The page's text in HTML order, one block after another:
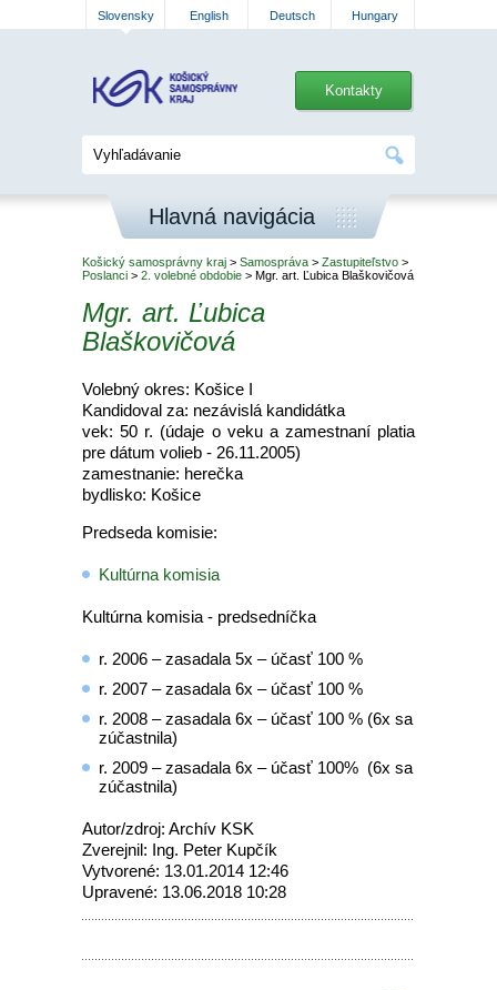
Slovensky English Deutsch Hungary
Kontakty
Hlavná navigácia
Košický samosprávny kraj > Samospráva > Zastupiteľstvo >
Poslanci > 2. volebné obdobie > Mgr. art. Ľubica Blaškovičová
Mgr. art. Ľubica
Blaškovičová
Volebný okres: Košice I
Kandidoval za: nezávislá kandidátka
vek: 50 r. (údaje o veku a zamestnaní platia
pre dátum volieb - 26.11.2005)
zamestnanie: herečka
bydlisko: Košice
Predseda komisie:
Kultúrna komisia
Kultúrna komisia - predsedníčka
r. 2006 – zasadala 5x – účasť 100 %
r. 2007 – zasadala 6x – účasť 100 %
r. 2008 – zasadala 6x – účasť 100 % (6x sa
zúčastnila)
r. 2009 – zasadala 6x – účasť 100% (6x sa
zúčastnila)
Autor/zdroj: Archív KSK
Zverejnil: Ing. Peter Kupčík
Vytvorené: 13.01.2014 12:46
Upravené: 13.06.2018 10:28